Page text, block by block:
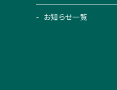
お知らせ一覧